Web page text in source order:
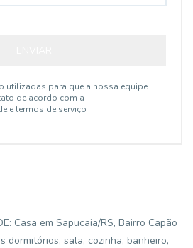
utilizadas para que a nossa equipe
de acordo com a
e termos de serviço
Casa em Sapucaia/RS, Bairro Capão
dormitórios, sala, cozinha, banheiro,